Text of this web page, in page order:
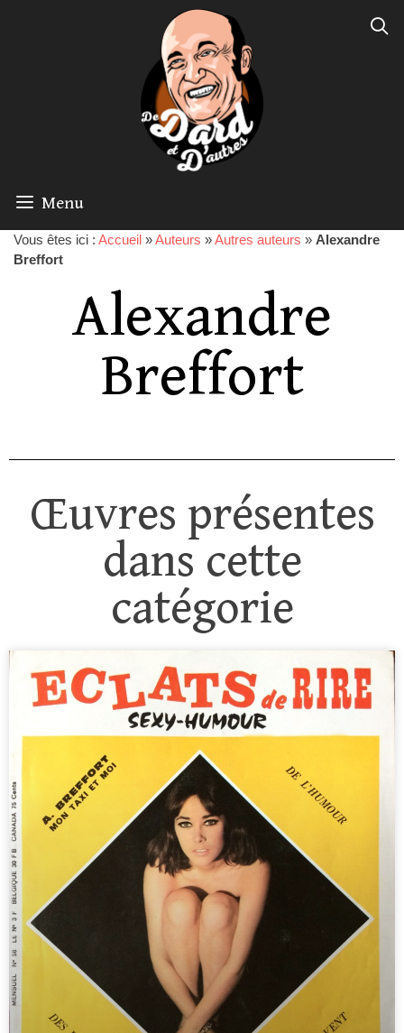
Menu
Vous êtes ici : Accueil »Auteurs »Autres auteurs » Alexandre
Breffort
Alexandre
Breffort
Œuvres présentes
dans cette
catégorie